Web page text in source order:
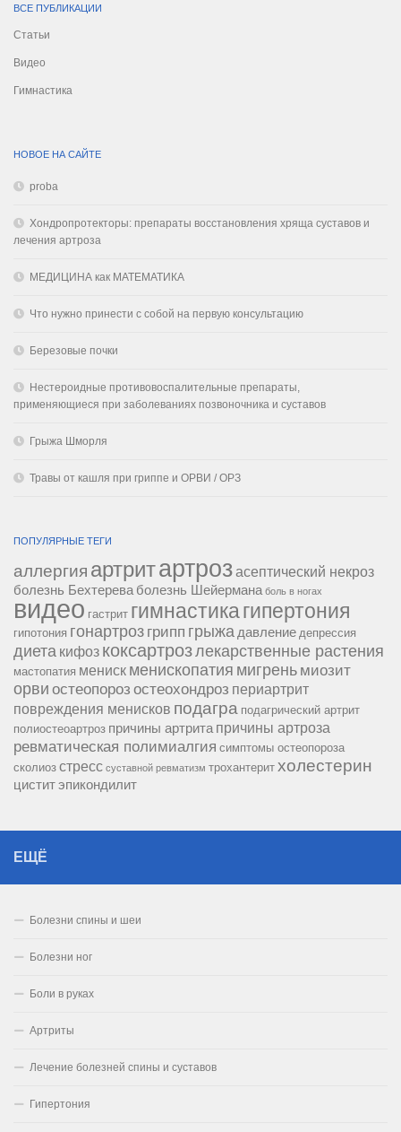
ВСЕ ПУБЛИКАЦИИ
Статьи
Видео
Гимнастика
НОВОЕ НА САЙТЕ
proba
Хондропротекторы: препараты восстановления хряща суставов и
лечения артроза
МЕДИЦИНА как МАТЕМАТИКА
Что нужно принести с собой на первую консультацию
Березовые почки
Нестероидные противовоспалительные препараты,
применяющиеся при заболеваниях позвоночника и суставов
Грыжа Шморля
Травы от кашля при гриппе и ОРВИ / ОРЗ
ПОПУЛЯРНЫЕ ТЕГИ
аллергия артритартрозасептический некроз
болезнь Бехтерева болезнь Шейермана боль в ногах
видео гастрит гимнастикагипертония
гипотония гонартроз грипп грыжа давление депрессия
диета кифоз коксартроз лекарственные растения
мастопатия мениск менископатия мигрень миозит
орви остеопороз остеохондроз периартрит
повреждения менисков подагра подагрический артрит
полиостеоартроз причины артрита причины артроза
ревматическая полимиалгия симптомы остеопороза
сколиоз стресс суставной ревматизм трохантерит холестерин
циститэпикондилит
ЕЩЁ
Болезни спины и шеи
Болезни ног
Боли в руках
Артриты
Лечение болезней спины и суставов
Гипертония